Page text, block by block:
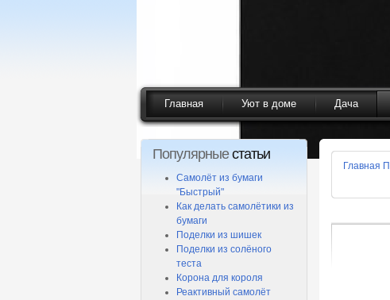
Главная Уют в доме Дача
Популярныестатьи
Самолёт из бумаги
"Быстрый"
Как делать самолётики из
бумаги
Поделки из шишек
Поделки из солёного
теста
Корона для короля
Реактивный самолёт
Главная